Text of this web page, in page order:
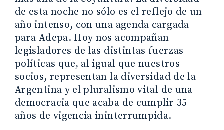
de esta noche no sólo es el reflejo de un
año intenso, con una agenda cargada
para Adepa. Hoy nos acompañan
legisladores de las distintas fuerzas
políticas que, al igual que nuestros
socios, representan la diversidad de la
Argentina y el pluralismo vital de una
democracia que acaba de cumplir 35
años de vigencia ininterrumpida.